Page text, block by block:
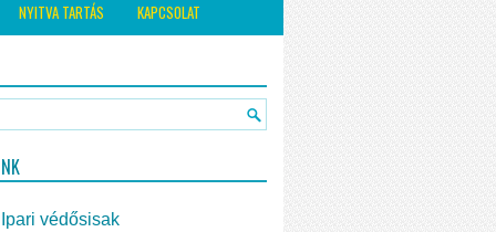
NYITVA TARTÁS KAPCSOLAT
Ipari védősisak